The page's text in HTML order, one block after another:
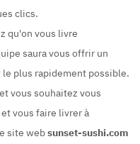
clics.
qu'on vous livre
saura vous offrir un
plus rapidement possible.
vous souhaitez vous
vous faire livrer à
site websunset-sushi.com